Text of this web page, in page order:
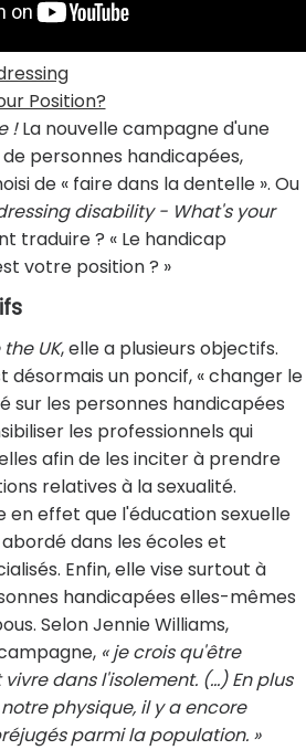
Position?
!La nouvelle campagne d'une
personnes handicapées,
de « faire dans la dentelle ». Ou
disability - What's your
traduire ? « Le handicap
votre position ? »
UK, elle a plusieurs objectifs.
désormais un poncif, « changer le
sur les personnes handicapées
les professionnels qui
afin de les inciter à prendre
relatives à la sexualité.
en effet que l'éducation sexuelle
dans les écoles et
Enfin, elle vise surtout à
handicapées elles-mêmes
Selon Jennie Williams,
« je crois qu'être
dans l'isolement. (...) En plus
physique, il y a encore
parmi la population. »